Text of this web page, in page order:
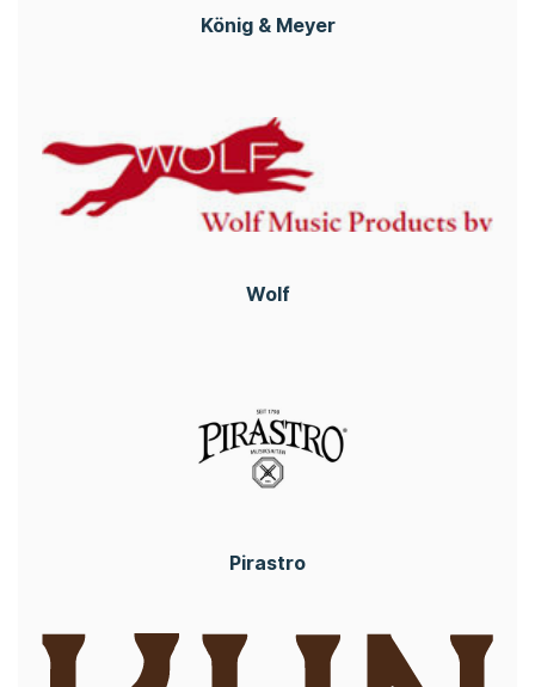
König & Meyer
Wolf
Pirastro